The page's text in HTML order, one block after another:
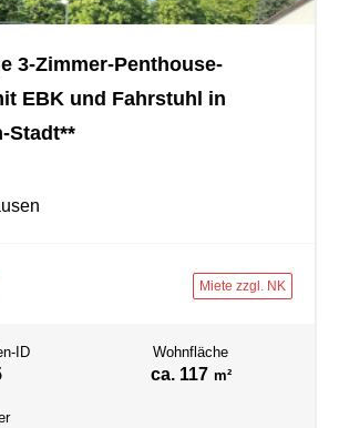
3-Zimmer-Penthouse-
EBK und Fahrstuhl in
Stadt**
Miete zzgl. NK
ID Wohnfläche
ca. 117 m²